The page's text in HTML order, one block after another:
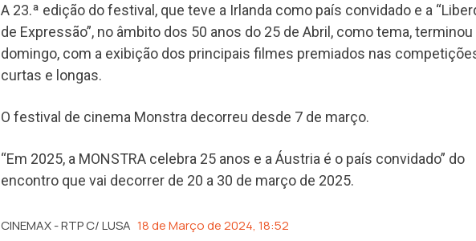
A 23.ª edição do festival, que teve a Irlanda como país convidado e a
de Expressão”, no âmbito dos 50 anos do 25 de Abril, como tema, terminou
domingo, com a exibição dos principais filmes premiados nas
curtas e longas.
O festival de cinema Monstra decorreu desde 7 de março.
“Em 2025, a MONSTRA celebra 25 anos e a Áustria é o país convidado” do
encontro que vai decorrer de 20 a 30 de março de 2025.
CINEMAX - RTP C/ LUSA 18 de Março de 2024, 18:52